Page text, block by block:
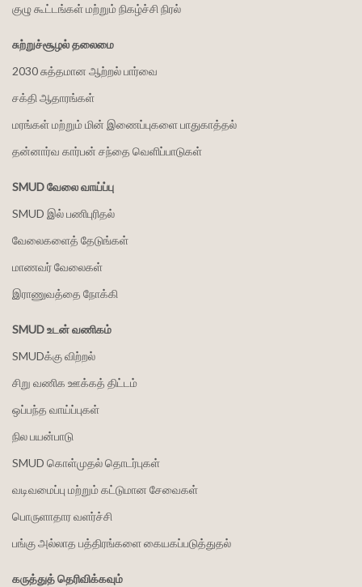
குழு கூட்டங்கள் மற்றும் நிகழ்ச்சி நிரல்
சுற்றுச்சூழல் தலைமை
2030 சுத்தமான ஆற்றல் பார்வை
சக்தி ஆதாரங்கள்
மரங்கள் மற்றும் மின் இணைப்புகளை பாதுகாத்தல்
தன்னார்வ கார்பன் சந்தை வெளிப்பாடுகள்
SMUD வேலை வாய்ப்பு
SMUD இல் பணிபுரிதல்
வேலைகளைத் தேடுங்கள்
மாணவர் வேலைகள்
இராணுவத்தை நோக்கி
SMUD உடன் வணிகம்
SMUDக்கு விற்றல்
சிறு வணிக ஊக்கத் திட்டம்
ஒப்பந்த வாய்ப்புகள்
நில பயன்பாடு
SMUD கொள்முதல் தொடர்புகள்
வடிவமைப்பு மற்றும் கட்டுமான சேவைகள்
பொருளாதார வளர்ச்சி
பங்கு அல்லாத பத்திரங்களை கையகப்படுத்துதல்
கருத்துத் தெரிவிக்கவும்